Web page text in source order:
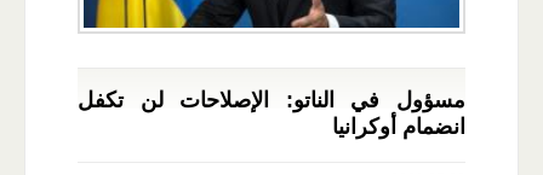
مسؤول في الناتو: الإصلاحات لن تكفل
انضمام أوكرانيا